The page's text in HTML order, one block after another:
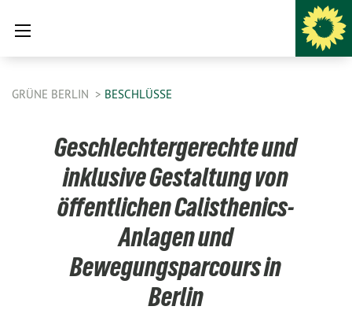
GRÜNE BERLIN BESCHLÜSSE
Geschlechtergerechte und
inklusive Gestaltung von
öffentlichen Calisthenics-
Anlagen und
Bewegungsparcours in
Berlin